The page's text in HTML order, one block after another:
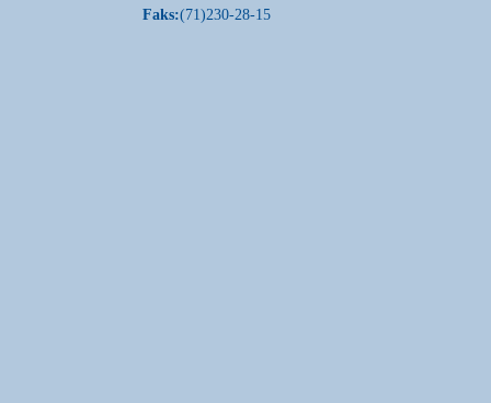
Faks:(71)230-28-15